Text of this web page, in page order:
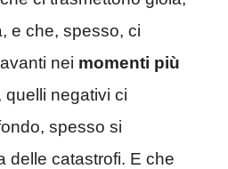
e che, spesso, ci
nei momenti più
quelli negativi ci
spesso si
delle catastrofi. E che